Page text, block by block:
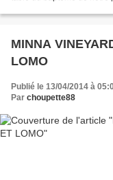
MINNA
LOMO
Publié le 13/04/2014 à
Par choupette88